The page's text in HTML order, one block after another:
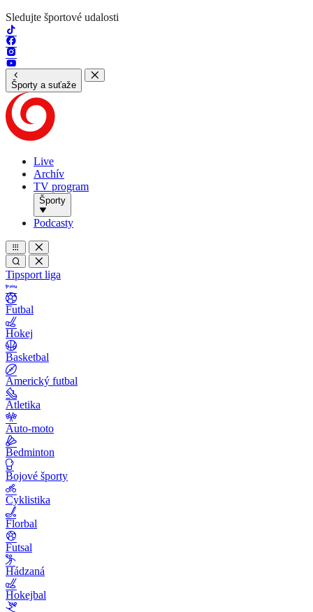
Sledujte športové udalosti
Športy a suťaže
Live
Archív
TV program
Športy
Podcasty
Tipsport liga
Futbal
Hokej
Basketbal
Americký futbal
Atletika
Auto-moto
Bedminton
Bojové športy
Cyklistika
Florbal
Futsal
Hádzaná
Hokejbal